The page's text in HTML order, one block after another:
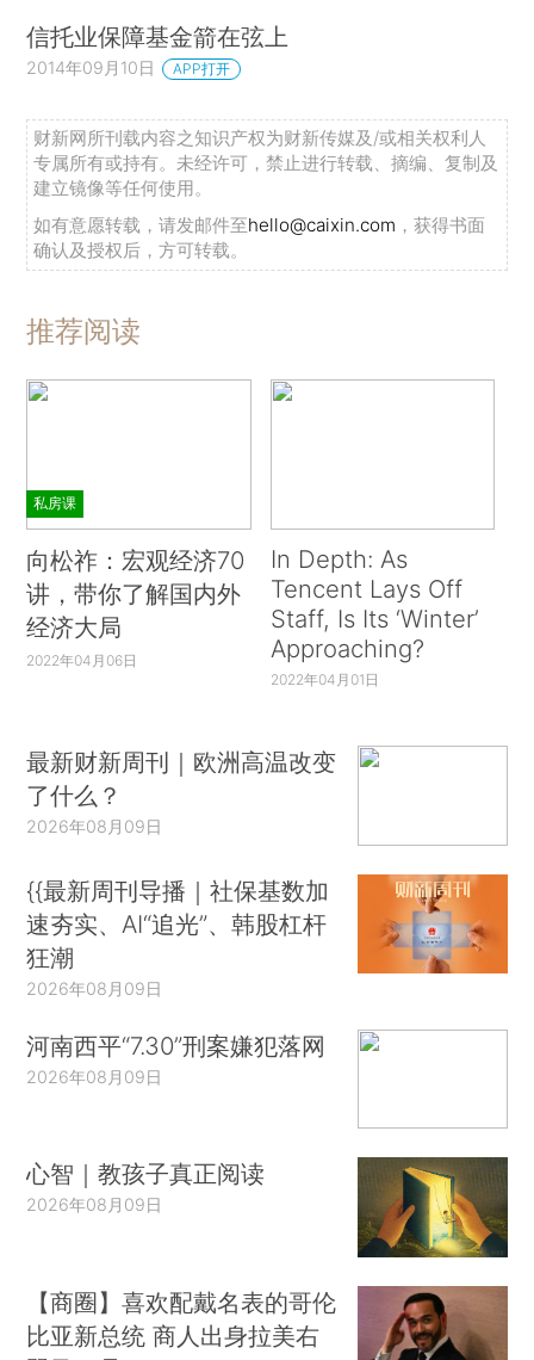
信托业保障基金箭在弦上
2014年09月10日 APP打开
财新网所刊载内容之知识产权为财新传媒及/或相关权利人
专属所有或持有。未经许可，禁止进行转载、摘编、复制及
建立镜像等任何使用。
如有意愿转载，请发邮件至hello@caixin.com ，获得书面
确认及授权后，方可转载。
推荐阅读
私房课
向松祚：宏观经济70
讲，带你了解国内外
经济大局
2022年04月06日
In Depth: As
Tencent Lays Off
Staff, Is Its ‘Winter’
Approaching?
2022年04月01日
最新财新周刊｜欧洲高温改变
了什么？
2026年08月09日
{{最新周刊导播｜社保基数加
速夯实、AI“追光”、韩股杠杆
狂潮
2026年08月09日
河南西平“7.30”刑案嫌犯落网
2026年08月09日
心智｜教孩子真正阅读
2026年08月09日
【商圈】喜欢配戴名表的哥伦
比亚新总统 商人出身拉美右